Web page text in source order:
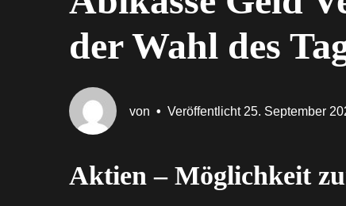
der Wahl des
von • Veröffentlicht 25. September
Aktien – Möglichkeit